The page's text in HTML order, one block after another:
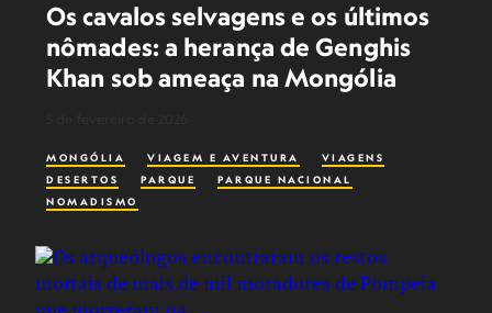
Os cavalos selvagens e os últimos
nômades: a herança de Genghis
Khan sob ameaça na Mongólia
MONGÓLIA VIAGEM E AVENTURA
VIAGENS
DESERTOS
PARQUE
PARQUE NACIONAL
NOMADISMO